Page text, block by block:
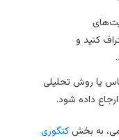
کنید و
یا روش تحلیلی
داده شود.
به بخشکتگوری